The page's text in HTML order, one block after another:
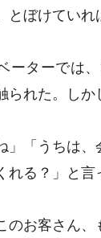
とぼけていれ
ーターでは
られた。し
」「うちは
れる？」と言
のお客さん